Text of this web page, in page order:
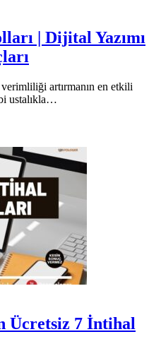
| Dijital Yazımı
artırmanın en etkili
ustalıkla…
Ücretsiz 7 İntihal